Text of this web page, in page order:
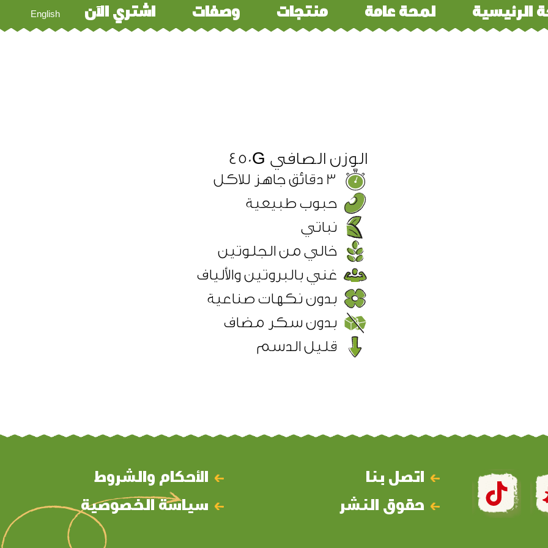
الرئيسية لمحة عامة​ منتجات وصفات اشتري الآن English
الوزن الصافي 450G
3 دقائق جاهز للاكل
حبوب طبيعية
نباتي
خالي من الجلوتين
غني بالبروتين والألياف
بدون نكهات صناعية
بدون سكر مضاف
قليل الدسم
اتصل بنا
الأحكام والشروط
حقوق النشر
سياسة الخصوصية